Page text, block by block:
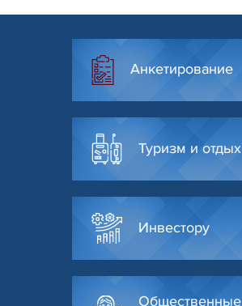
Анкетирование
Туризм и отдых
Инвестору
Общественные